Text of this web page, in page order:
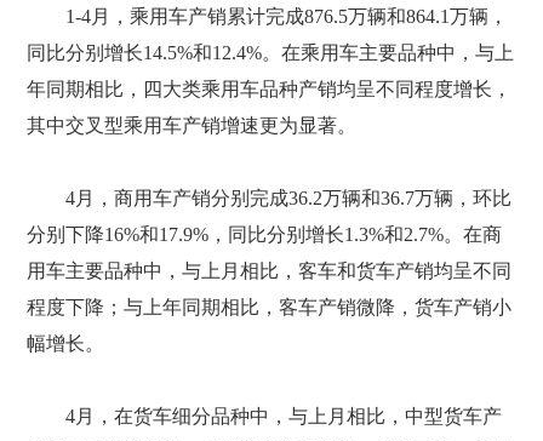
1-4月，乘用车产销累计完成876.5万辆和864.1万辆，
同比分别增长14.5%和12.4%。在乘用车主要品种中，与上
年同期相比，四大类乘用车品种产销均呈不同程度增长，
其中交叉型乘用车产销增速更为显著。
4月，商用车产销分别完成36.2万辆和36.7万辆，环比
分别下降16%和17.9%，同比分别增长1.3%和2.7%。在商
用车主要品种中，与上月相比，客车和货车产销均呈不同
程度下降；与上年同期相比，客车产销微降，货车产销小
幅增长。
4月，在货车细分品种中，与上月相比，中型货车产